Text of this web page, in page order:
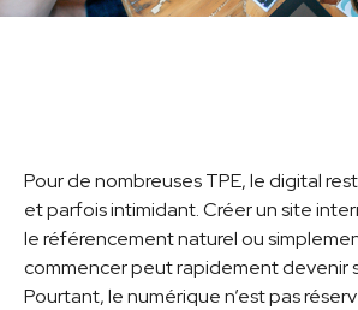
Pour de nombreuses TPE, le digital
et parfois intimidant. Créer un site
le référencement naturel ou
commencer peut rapidement devenir
Pourtant, le numérique n’est pas